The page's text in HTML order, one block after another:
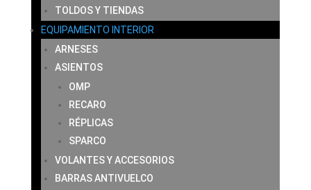
TOLDOS Y TIENDAS
EQUIPAMIENTO INTERIOR
ARNESES
ASIENTOS
OMP
RECARO
RÉPLICAS
SPARCO
VOLANTES Y ACCESORIOS
BARRAS ANTIVUELCO